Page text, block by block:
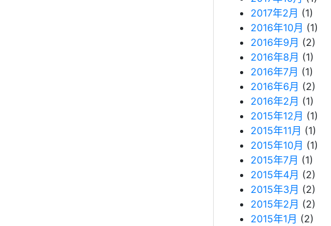
2017年2月 (1)
2016年10月 (1)
2016年9月 (2)
2016年8月 (1)
2016年7月 (1)
2016年6月 (2)
2016年2月 (1)
2015年12月 (1)
2015年11月 (1)
2015年10月 (1)
2015年7月 (1)
2015年4月 (2)
2015年3月 (2)
2015年2月 (2)
2015年1月 (2)